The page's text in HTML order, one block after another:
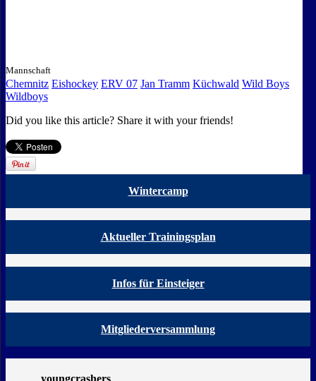
Mannschaft
Chemnitz Eishockey ERV 07 Jan Tramm Küchwald Wild Boys
Wildboys
Did you like this article? Share it with your friends!
Wintercamp
Aktueller Trainingsplan
Infos für Einsteiger
Mitgliederversammlung
youngcrashers